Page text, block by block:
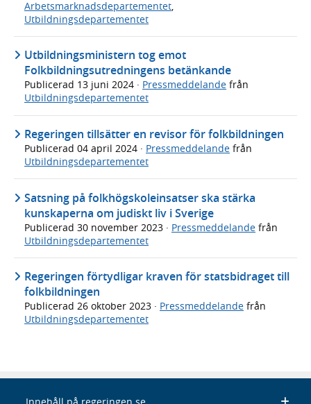
Arbetsmarknadsdepartementet
Utbildningsdepartementet
Utbildningsministern tog emot
Folkbildningsutredningens betänkande
Publicerad 13 juni 2024 · Pressmeddelande från
Utbildningsdepartementet
Regeringen tillsätter en revisor för folkbildningen
Publicerad 04 april 2024 · Pressmeddelande från
Utbildningsdepartementet
Satsning på folkhögskoleinsatser ska stärka
kunskaperna om judiskt liv i Sverige
Publicerad 30 november 2023 · Pressmeddelande från
Utbildningsdepartementet
Regeringen förtydligar kraven för statsbidraget till
folkbildningen
Publicerad 26 oktober 2023 · Pressmeddelande från
Utbildningsdepartementet